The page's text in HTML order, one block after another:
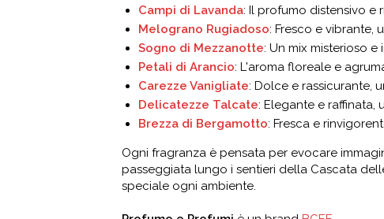
Campi di Lavanda: Il profumo distensivo e
Melograno Rugiadoso: Fresco e vibrante,
Sogno di Mezzanotte: Un mix misterioso
Petali di Arancio: L'aroma floreale e
Carezze Vanigliate: Dolce e rassicurante,
Delicatezze Talcate: Elegante e
Brezza di Bergamotto: Fresca e
Ogni fragranza è pensata per evocare
passeggiata lungo i sentieri della Cascata
speciale ogni ambiente.